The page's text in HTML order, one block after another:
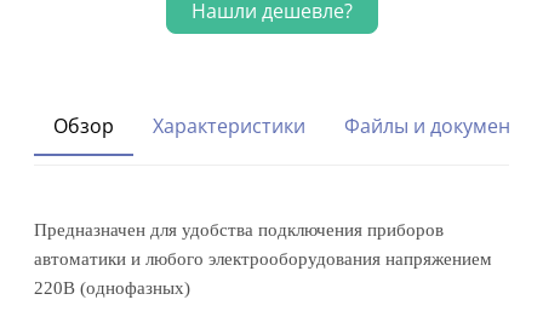
Обзор Характеристики Файлы и документы
Предназначен для удобства подключения приборов
автоматики и любого электрооборудования напряжением
220В (однофазных)